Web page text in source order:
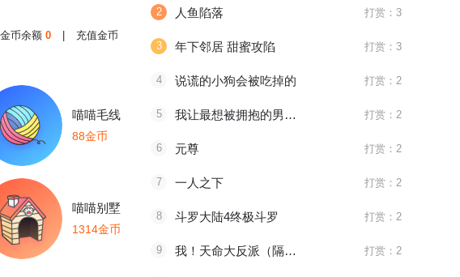
金币余额 0 充值金币
喵喵毛线
88金币
喵喵别墅
1314金币
2 人鱼陷落 打赏：3
3 年下邻居 甜蜜攻陷 打赏：3
4 说谎的小狗会被吃掉的 打赏：2
5 我让最想被拥抱的男人给威胁了 打赏：2
6 元尊 打赏：2
7 一人之下 打赏：2
8 斗罗大陆4终极斗罗 打赏：2
9 我！天命大反派（隔周双更） 打赏：2